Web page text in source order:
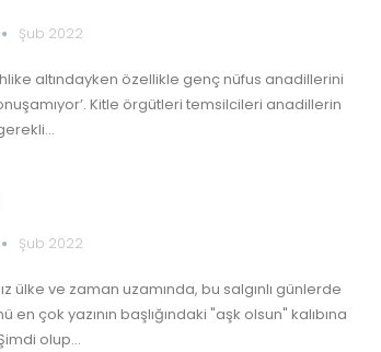
Şub 2022
altındayken özellikle genç nüfus anadillerini
Kitle örgütleri temsilcileri anadillerin
Şub 2022
ülke ve zaman uzamında, bu salgınlı günlerde
en çok yazının başlığındaki "aşk olsun" kalıbına
olup…